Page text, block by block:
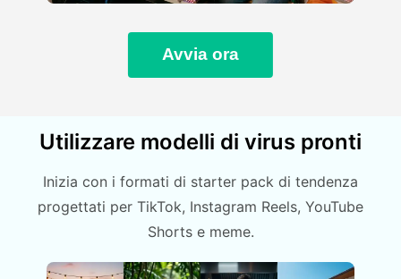
Avvia ora
Utilizzare modelli di virus pronti
Inizia con i formati di starter pack di tendenza
progettati per TikTok, Instagram Reels, YouTube
Shorts e meme.